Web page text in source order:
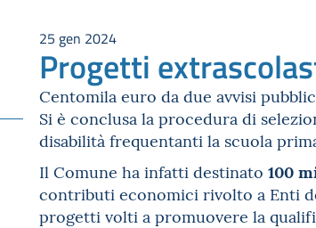
25 gen 2024
Progetti
Centomila euro da due avvisi
Si è conclusa la procedura di
disabilità frequentanti la scuola
Il Comune ha infatti destinato 100
contributi economici rivolto a Enti
progetti volti a promuovere la